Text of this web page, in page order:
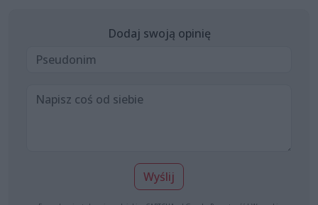
Dodaj swoją opinię
Wyślij